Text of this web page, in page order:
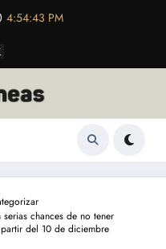
4:54:44 PM
chances de no tener
del 10 de diciembre